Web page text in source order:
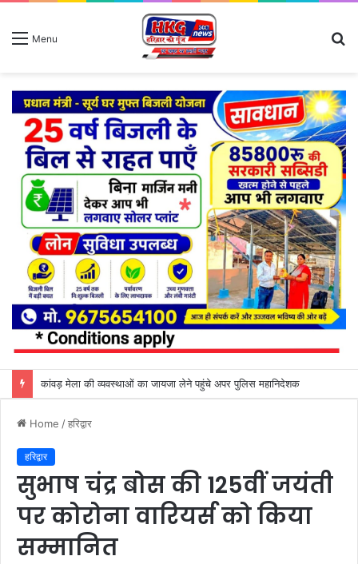
Menu
Home /हरिद्वार
हरिद्वार
सुभाष चंद्र बोस की 125वीं जयंती
पर कोरोना वारियर्स को किया
सम्मानित